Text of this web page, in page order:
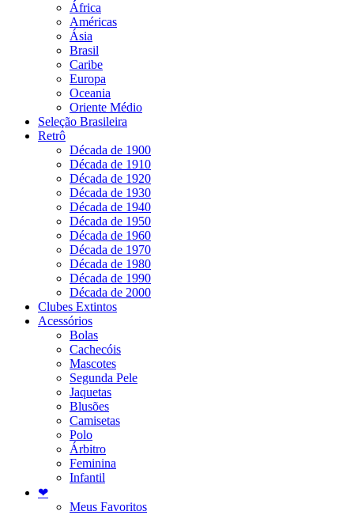
África
Américas
Ásia
Brasil
Caribe
Europa
Oceania
Oriente Médio
Seleção Brasileira
Retrô
Década de 1900
Década de 1910
Década de 1920
Década de 1930
Década de 1940
Década de 1950
Década de 1960
Década de 1970
Década de 1980
Década de 1990
Década de 2000
Clubes Extintos
Acessórios
Bolas
Cachecóis
Mascotes
Segunda Pele
Jaquetas
Blusões
Camisetas
Polo
Árbitro
Feminina
Infantil
❤
Meus Favoritos